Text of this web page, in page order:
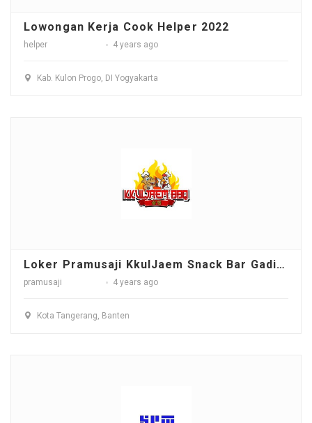
Lowongan Kerja Cook Helper 2022
helper 4 years ago
Kab. Kulon Progo, DI Yogyakarta
Loker Pramusaji KkulJaem Snack Bar Gading Serpong - Tangerang
pramusaji 4 years ago
Kota Tangerang, Banten